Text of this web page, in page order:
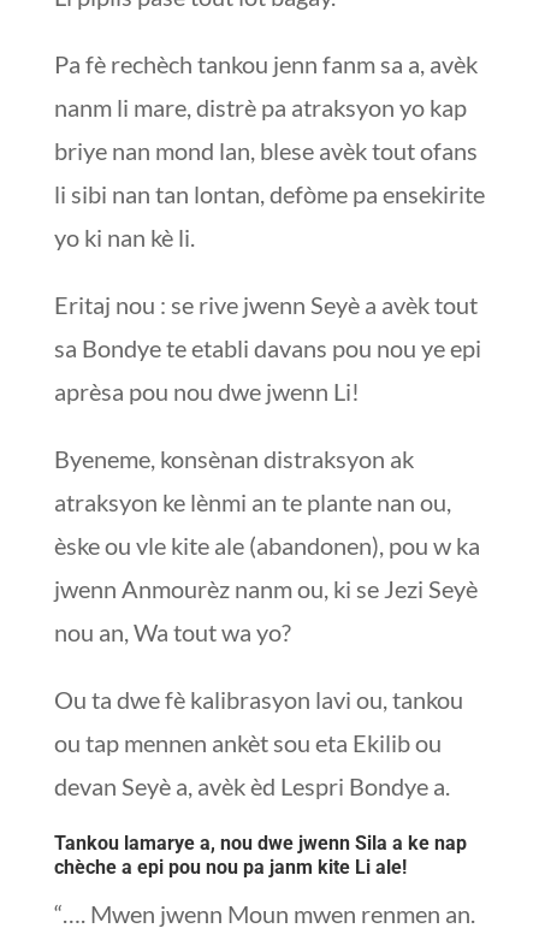
Pa fè rechèch tankou jenn fanm sa a, avèk
nanm li mare, distrè pa atraksyon yo kap
briye nan mond lan, blese avèk tout ofans
li sibi nan tan lontan, defòme pa ensekirite
yo ki nan kè li.
Eritaj nou : se rive jwenn Seyè a avèk tout
sa Bondye te etabli davans pou nou ye epi
aprèsa pou nou dwe jwenn Li!
Byeneme, konsènan distraksyon ak
atraksyon ke lènmi an te plante nan ou,
èske ou vle kite ale (abandonen), pou w ka
jwenn Anmourèz nanm ou, ki se Jezi Seyè
nou an, Wa tout wa yo?
Ou ta dwe fè kalibrasyon lavi ou, tankou
ou tap mennen ankèt sou eta Ekilib ou
devan Seyè a, avèk èd Lespri Bondye a.
Tankou lamarye a, nou dwe jwenn Sila a ke nap
chèche a epi pou nou pa janm kite Li ale!
“…. Mwen jwenn Moun mwen renmen an.